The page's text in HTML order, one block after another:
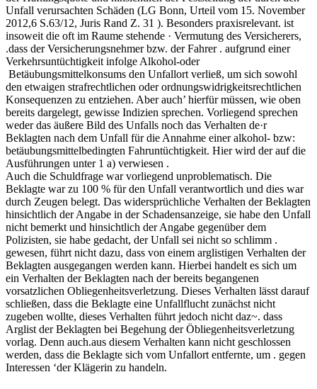
Unfall verursachten Schäden (LG Bonn, Urteil vom 15. November
2012,6 S.63/12, Juris Rand Z. 31 ). Besonders praxisrelevant. ist
insoweit die oft im Raume stehende · Vermutung des Versicherers,
.dass der Versicherungsnehmer bzw. der Fahrer . aufgrund einer
Verkehrsuntüchtigkeit infolge Alkohol-oder
Betäubungsmittelkonsums den Unfallort verließ, um sich sowohl
den etwaigen strafrechtlichen oder ordnungswidrigkeitsrechtlichen
Konsequenzen zu entziehen. Aber auch’ hierfür müssen, wie oben
bereits dargelegt, gewisse Indizien sprechen. Vorliegend sprechen
weder das äußere Bild des Unfalls noch das Verhalten de·r
Beklagten nach dem Unfall für die Annahme einer alkohol- bzw:
betäubungsmittelbedingten Fahruntüchtigkeit. Hier wird der auf die
Ausführungen unter 1 a) verwiesen .
Auch die Schuldfrage war vorliegend unproblematisch. Die
Beklagte war zu 100 % für den Unfall verantwortlich und dies war
durch Zeugen belegt. Das widersprüchliche Verhalten der Beklagten
hinsichtlich der Angabe in der Schadensanzeige, sie habe den Unfall
nicht bemerkt und hinsichtlich der Angabe gegenüber dem
Polizisten, sie habe gedacht, der Unfall sei nicht so schlimm .
gewesen, führt nicht dazu, dass von einem arglistigen Verhalten der
Beklagten ausgegangen werden kann. Hierbei handelt es sich um
ein Verhalten der Beklagten nach der bereits begangenen
vorsatzlichen Obliegenheitsverletzung. Dieses Verhalten lässt darauf
schließen, dass die Beklagte eine Unfallflucht zunächst nicht
zugeben wollte, dieses Verhalten führt jedoch nicht daz~. dass
Arglist der Beklagten bei Begehung der Öbliegenheitsverletzung
vorlag. Denn auch.aus diesem Verhalten kann nicht geschlossen
werden, dass die Beklagte sich vom Unfallort entfernte, um . gegen
Interessen ‘der Klägerin zu handeln.